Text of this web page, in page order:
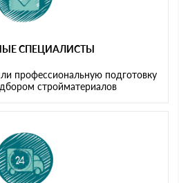
СПЕЦИАЛИСТЫ
профессиональную подготовку
стройматериалов